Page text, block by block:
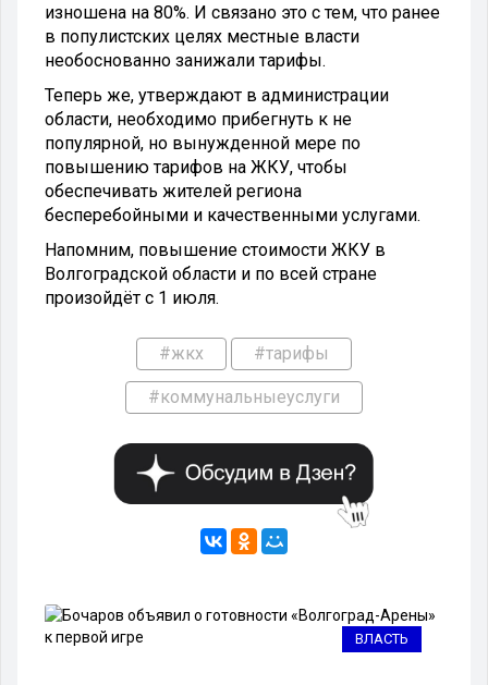
изношена на 80%. И связано это с тем, что ранее
в популистских целях местные власти
необоснованно занижали тарифы.
Теперь же, утверждают в администрации
области, необходимо прибегнуть к не
популярной, но вынужденной мере по
повышению тарифов на ЖКУ, чтобы
обеспечивать жителей региона
бесперебойными и качественными услугами.
Напомним, повышение стоимости ЖКУ в
Волгоградской области и по всей стране
произойдёт с 1 июля.
#жкх #тарифы
#коммунальныеуслуги
ВЛАСТЬ